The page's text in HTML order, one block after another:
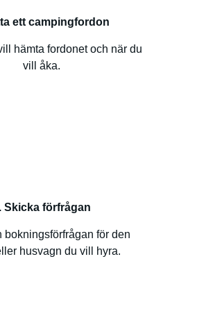
ett campingfordon
hämta fordonet och när du
vill åka.
Skicka förfrågan
bokningsförfrågan för den
husvagn du vill hyra.